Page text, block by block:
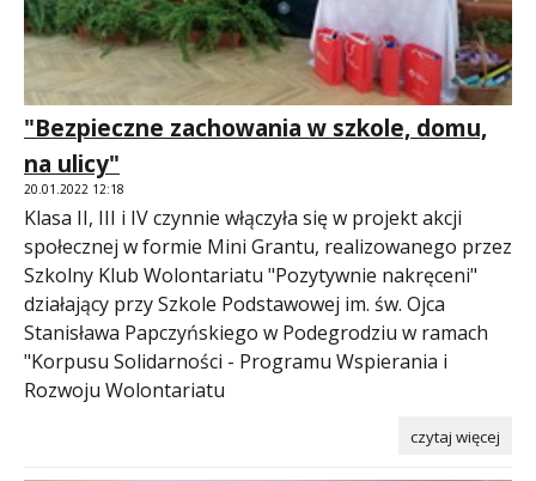
"Bezpieczne zachowania w szkole, domu,
na ulicy"
20.01.2022 12:18
Klasa II, III i IV czynnie włączyła się w projekt akcji
społecznej w formie Mini Grantu, realizowanego przez
Szkolny Klub Wolontariatu "Pozytywnie nakręceni"
działający przy Szkole Podstawowej im. św. Ojca
Stanisława Papczyńskiego w Podegrodziu w ramach
"Korpusu Solidarności - Programu Wspierania i
Rozwoju Wolontariatu
czytaj więcej